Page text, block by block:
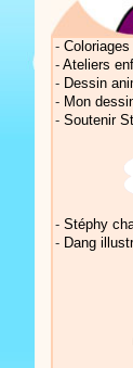
-
- Ateliers
- Dessin
- Mon
- Soutenir
- Stéphy
- Dang